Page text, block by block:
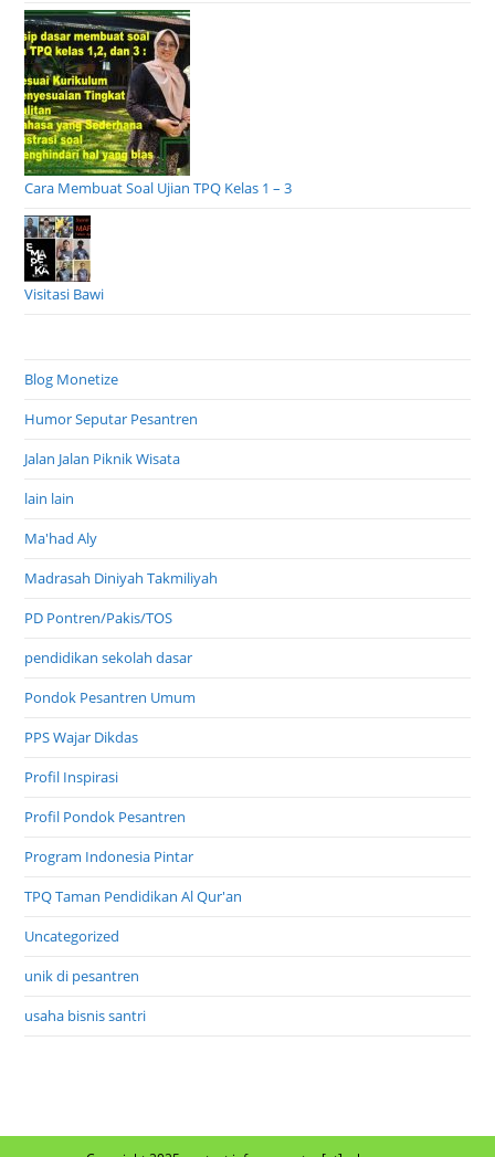
Cara Membuat Soal Ujian TPQ Kelas 1 – 3
Visitasi Bawi
Blog Monetize
Humor Seputar Pesantren
Jalan Jalan Piknik Wisata
lain lain
Ma'had Aly
Madrasah Diniyah Takmiliyah
PD Pontren/Pakis/TOS
pendidikan sekolah dasar
Pondok Pesantren Umum
PPS Wajar Dikdas
Profil Inspirasi
Profil Pondok Pesantren
Program Indonesia Pintar
TPQ Taman Pendidikan Al Qur'an
Uncategorized
unik di pesantren
usaha bisnis santri